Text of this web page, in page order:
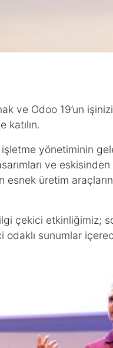
ve Odoo 19’un
katılın.
yönetiminin
ve eskisinden
üretim
etkinliğimiz; son
sunumlar